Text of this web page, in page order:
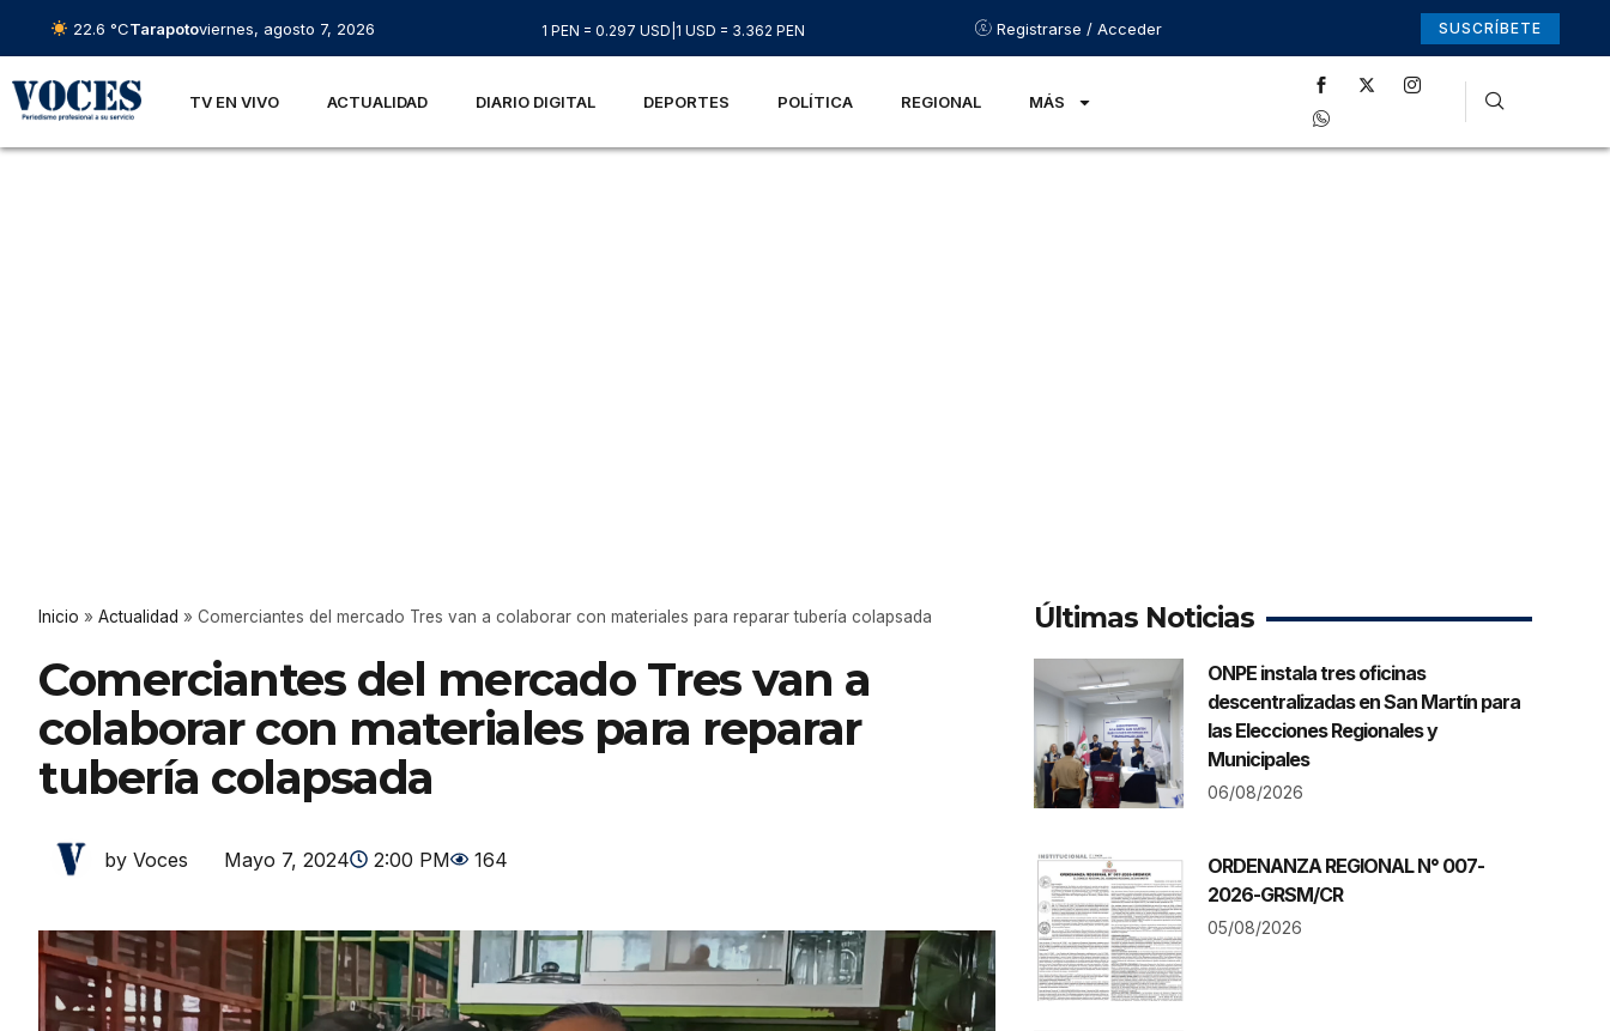
22.6 °CTarapotoviernes, agosto 7, 2026 1 PEN = 0.297 USD 1 USD = 3.362 PEN Registrarse / Acceder SUSCRÍBETE
TV EN VIVO ACTUALIDAD DIARIO DIGITAL DEPORTES POLÍTICA REGIONAL MÁS
Inicio » Actualidad » Comerciantes del mercado Tres van a colaborar con materiales para reparar tubería colapsada
Comerciantes del mercado Tres van a
colaborar con materiales para reparar
tubería colapsada
by Voces Mayo 7, 2024 2:00 PM 164
Últimas Noticias
ONPE instala tres oficinas
descentralizadas en San Martín para
las Elecciones Regionales y
Municipales
06/08/2026
ORDENANZA REGIONAL N° 007-
2026-GRSM/CR
05/08/2026